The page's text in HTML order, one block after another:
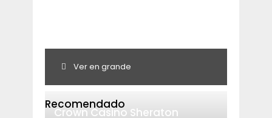
Ver en grande
Recomendado
Crown Casino Sheraton